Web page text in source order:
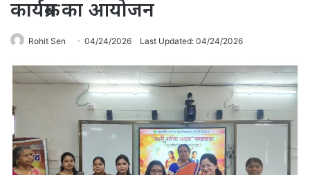
कार्यक्रम का आयोजन
Rohit Sen 04/24/2026 Last Updated: 04/24/2026